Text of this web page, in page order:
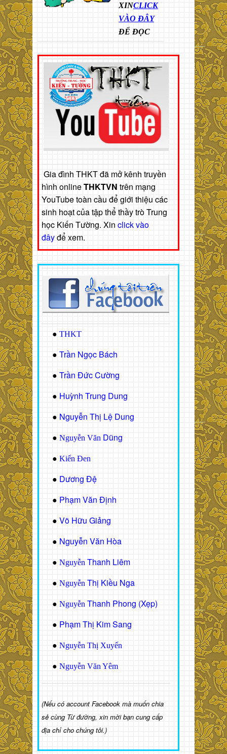
XINCLICK
VÀO ĐÂY
ĐỂ ĐỌC
Gia đình THKT đã mở kênh truyền
hình onlineTHKTVN trên mạng
YouTube toàn cầu để giới thiệu các
sinh hoạt của tập thể thầy trò Trung
học Kiến Tường. Xin click vào
đâyđể xem.
● THKT
● Trần Ngọc Bách
● Trần Đức Cường
● Huỳnh Trung Dung
● Nguyễn Thị Lệ Dung
● Nguyễn Văn Dũng
● Kiến Đen
● Dương Đệ
● Phạm Văn Định
● Võ Hữu Giảng
● Nguyễn Văn Hòa
● Nguyễn Thanh Liêm
● Nguyễn Thị Kiều Nga
● Nguyễn Thanh Phong (Xẹp)
● Phạm Thị Kim Sang
● Nguyễn Thị Xuyến
● Nguyễn Văn Yêm
(Nếu có account Facebook mà muốn chia
sẻ cùng Từ đường, xin mời bạn cung cấp
địa chỉ cho chúng tôi.)